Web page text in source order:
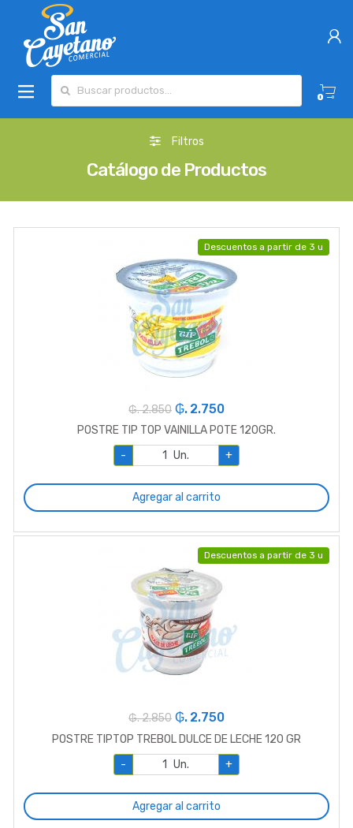
0
Filtros
Catálogo de Productos
Descuentos a partir de 3 u
₲. 2.850 ₲. 2.750
POSTRE TIP TOP VAINILLA POTE 120GR.
-
Un. +
Agregar al carrito
Descuentos a partir de 3 u
₲. 2.850 ₲. 2.750
POSTRE TIPTOP TREBOL DULCE DE LECHE 120 GR
-
Un. +
Agregar al carrito